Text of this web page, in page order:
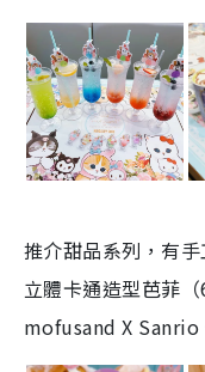
推介甜品系列，有
立體卡通造型芭菲
mofusand X Sanrio